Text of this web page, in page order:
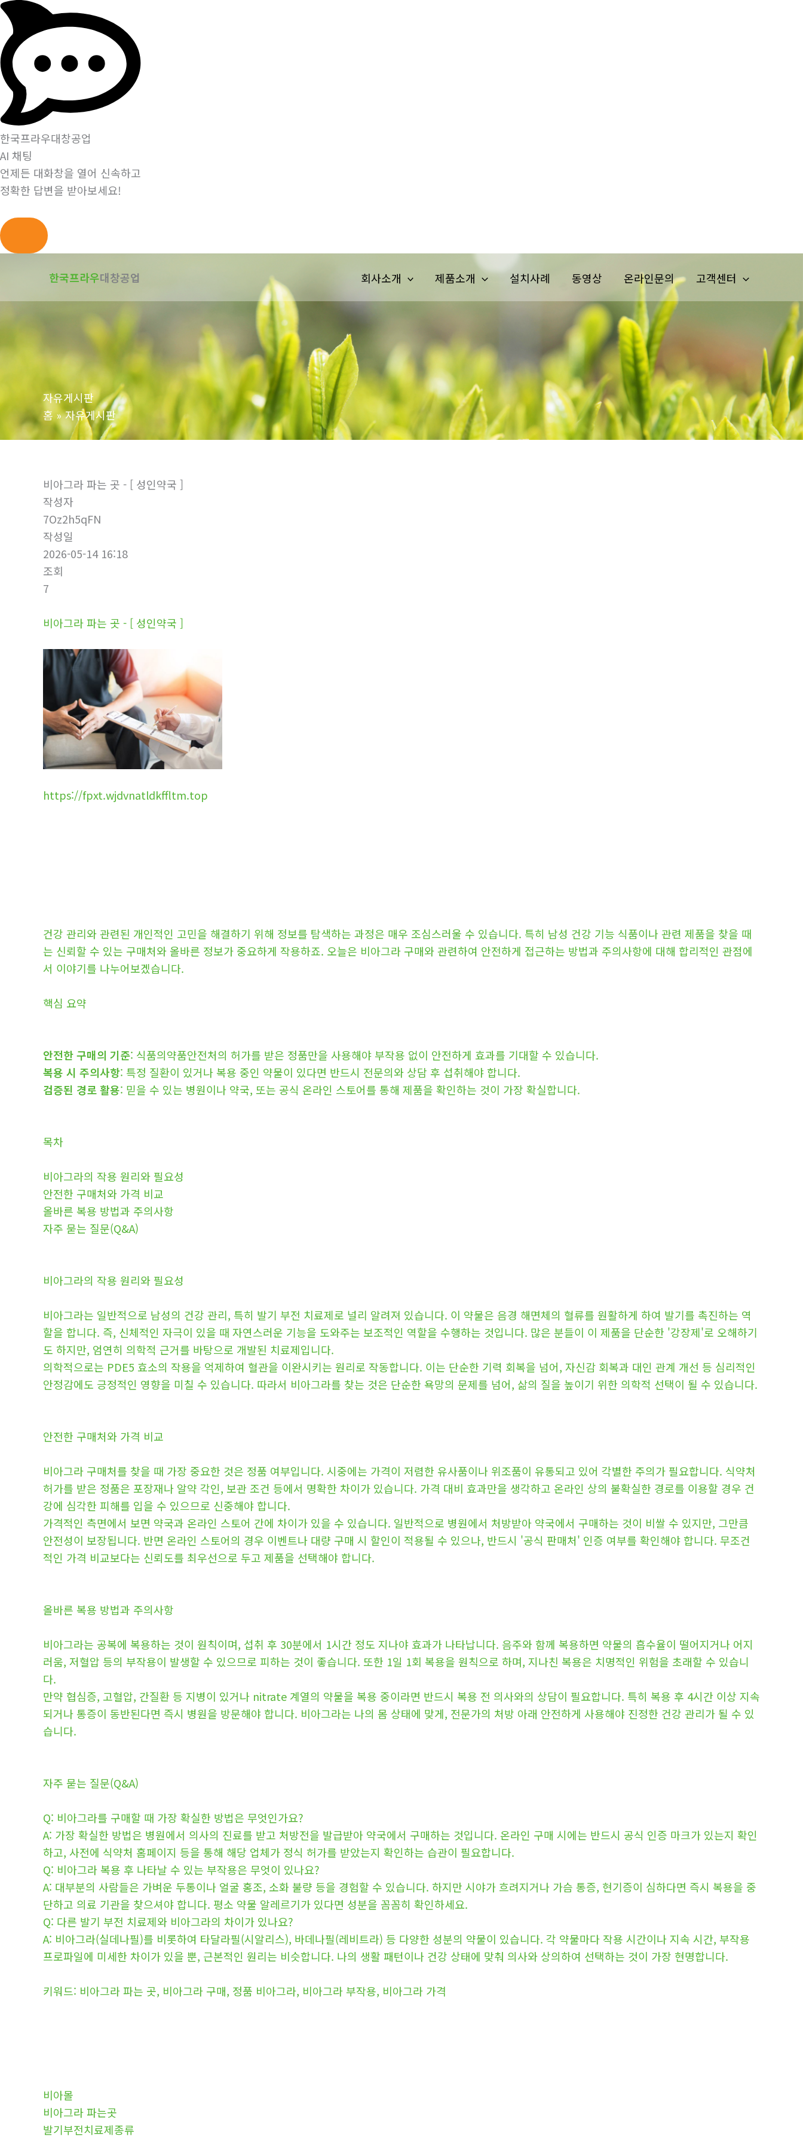
한국프라우대창공업
AI 채팅
언제든 대화창을 열어 신속하고
정확한 답변을 받아보세요!
너
한국프라우대창공업 회사소개 제품소개 설치사례 동영상 온라인문의 고객센터
자유게시판
홈
자유게시판
비아그라 파는 곳 - [ 성인약국 ]
작성자
7Oz2h5qFN
작성일
2026-05-14 16:18
조회
7
비아그라 파는 곳 - [ 성인약국 ]
https://fpxt.wjdvnatldkffltm.top
건강 관리와 관련된 개인적인 고민을 해결하기 위해 정보를 탐색하는 과정은 매우 조심스러울 수 있습니다. 특히 남성 건강 기능 식품이나 관련 제품을 찾을 때
는 신뢰할 수 있는 구매처와 올바른 정보가 중요하게 작용하죠. 오늘은 비아그라 구매와 관련하여 안전하게 접근하는 방법과 주의사항에 대해 합리적인 관점에
서 이야기를 나누어보겠습니다.
핵심 요약
안전한 구매의 기준: 식품의약품안전처의 허가를 받은 정품만을 사용해야 부작용 없이 안전하게 효과를 기대할 수 있습니다.
복용 시 주의사항: 특정 질환이 있거나 복용 중인 약물이 있다면 반드시 전문의와 상담 후 섭취해야 합니다.
검증된 경로 활용: 믿을 수 있는 병원이나 약국, 또는 공식 온라인 스토어를 통해 제품을 확인하는 것이 가장 확실합니다.
목차
비아그라의 작용 원리와 필요성
안전한 구매처와 가격 비교
올바른 복용 방법과 주의사항
자주 묻는 질문(Q&A)
비아그라의 작용 원리와 필요성
비아그라는 일반적으로 남성의 건강 관리, 특히 발기 부전 치료제로 널리 알려져 있습니다. 이 약물은 음경 해면체의 혈류를 원활하게 하여 발기를 촉진하는 역
할을 합니다. 즉, 신체적인 자극이 있을 때 자연스러운 기능을 도와주는 보조적인 역할을 수행하는 것입니다. 많은 분들이 이 제품을 단순한 '강장제'로 오해하기
도 하지만, 엄연히 의학적 근거를 바탕으로 개발된 치료제입니다.
의학적으로는 PDE5 효소의 작용을 억제하여 혈관을 이완시키는 원리로 작동합니다. 이는 단순한 기력 회복을 넘어, 자신감 회복과 대인 관계 개선 등 심리적인
안정감에도 긍정적인 영향을 미칠 수 있습니다. 따라서 비아그라를 찾는 것은 단순한 욕망의 문제를 넘어, 삶의 질을 높이기 위한 의학적 선택이 될 수 있습니다.
안전한 구매처와 가격 비교
비아그라 구매처를 찾을 때 가장 중요한 것은 정품 여부입니다. 시중에는 가격이 저렴한 유사품이나 위조품이 유통되고 있어 각별한 주의가 필요합니다. 식약처
허가를 받은 정품은 포장재나 알약 각인, 보관 조건 등에서 명확한 차이가 있습니다. 가격 대비 효과만을 생각하고 온라인 상의 불확실한 경로를 이용할 경우 건
강에 심각한 피해를 입을 수 있으므로 신중해야 합니다.
가격적인 측면에서 보면 약국과 온라인 스토어 간에 차이가 있을 수 있습니다. 일반적으로 병원에서 처방받아 약국에서 구매하는 것이 비쌀 수 있지만, 그만큼
안전성이 보장됩니다. 반면 온라인 스토어의 경우 이벤트나 대량 구매 시 할인이 적용될 수 있으나, 반드시 '공식 판매처' 인증 여부를 확인해야 합니다. 무조건
적인 가격 비교보다는 신뢰도를 최우선으로 두고 제품을 선택해야 합니다.
올바른 복용 방법과 주의사항
비아그라는 공복에 복용하는 것이 원칙이며, 섭취 후 30분에서 1시간 정도 지나야 효과가 나타납니다. 음주와 함께 복용하면 약물의 흡수율이 떨어지거나 어지
러움, 저혈압 등의 부작용이 발생할 수 있으므로 피하는 것이 좋습니다. 또한 1일 1회 복용을 원칙으로 하며, 지나친 복용은 치명적인 위험을 초래할 수 있습니
다.
만약 협심증, 고혈압, 간질환 등 지병이 있거나 nitrate 계열의 약물을 복용 중이라면 반드시 복용 전 의사와의 상담이 필요합니다. 특히 복용 후 4시간 이상 지속
되거나 통증이 동반된다면 즉시 병원을 방문해야 합니다. 비아그라는 나의 몸 상태에 맞게, 전문가의 처방 아래 안전하게 사용해야 진정한 건강 관리가 될 수 있
습니다.
자주 묻는 질문(Q&A)
Q: 비아그라를 구매할 때 가장 확실한 방법은 무엇인가요?
A: 가장 확실한 방법은 병원에서 의사의 진료를 받고 처방전을 발급받아 약국에서 구매하는 것입니다. 온라인 구매 시에는 반드시 공식 인증 마크가 있는지 확인
하고, 사전에 식약처 홈페이지 등을 통해 해당 업체가 정식 허가를 받았는지 확인하는 습관이 필요합니다.
Q: 비아그라 복용 후 나타날 수 있는 부작용은 무엇이 있나요?
A: 대부분의 사람들은 가벼운 두통이나 얼굴 홍조, 소화 불량 등을 경험할 수 있습니다. 하지만 시야가 흐려지거나 가슴 통증, 현기증이 심하다면 즉시 복용을 중
단하고 의료 기관을 찾으셔야 합니다. 평소 약물 알레르기가 있다면 성분을 꼼꼼히 확인하세요.
Q: 다른 발기 부전 치료제와 비아그라의 차이가 있나요?
A: 비아그라(실데나필)를 비롯하여 타달라필(시알리스), 바데나필(레비트라) 등 다양한 성분의 약물이 있습니다. 각 약물마다 작용 시간이나 지속 시간, 부작용
프로파일에 미세한 차이가 있을 뿐, 근본적인 원리는 비슷합니다. 나의 생활 패턴이나 건강 상태에 맞춰 의사와 상의하여 선택하는 것이 가장 현명합니다.
키워드: 비아그라 파는 곳, 비아그라 구매, 정품 비아그라, 비아그라 부작용, 비아그라 가격
비아몰
비아그라 파는곳
발기부전치료제종류